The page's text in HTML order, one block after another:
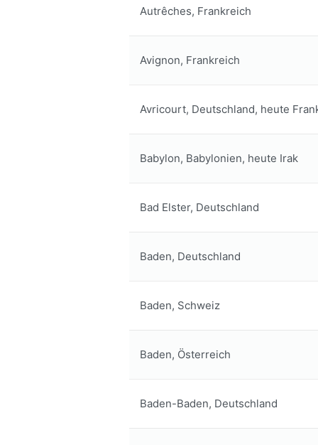
Autrêches, Frankreich
Avignon, Frankreich
Avricourt, Deutschland, heute
Babylon, Babylonien, heute Irak
Bad Elster, Deutschland
Baden, Deutschland
Baden, Schweiz
Baden, Österreich
Baden-Baden, Deutschland